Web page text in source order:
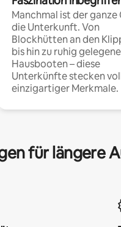
Manchmal ist der ganze
die Unterkunft. Von
Blockhütten an den
bis hin zu ruhig
Hausbooten – diese
Unterkünfte stecken
einzigartiger Merkmale.
für längere